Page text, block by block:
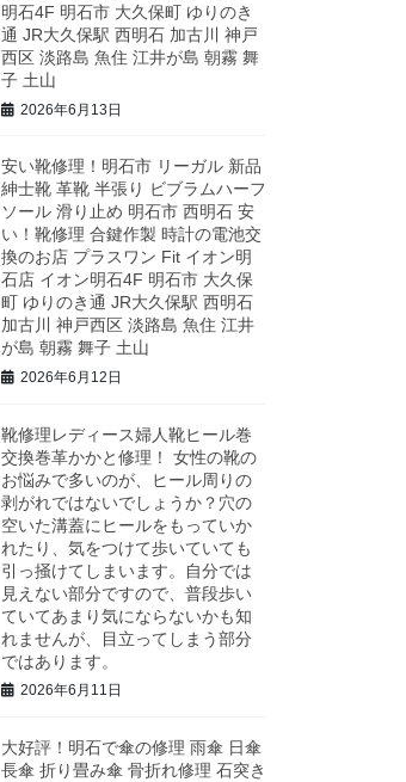
明石4F 明石市 大久保町 ゆりのき
通 JR大久保駅 西明石 加古川 神戸
西区 淡路島 魚住 江井が島 朝霧 舞
子 土山
2026年6月13日
安い靴修理！明石市 リーガル 新品
紳士靴 革靴 半張り ビブラムハーフ
ソール 滑り止め 明石市 西明石 安
い！靴修理 合鍵作製 時計の電池交
換のお店 プラスワン Fit イオン明
石店 イオン明石4F 明石市 大久保
町 ゆりのき通 JR大久保駅 西明石
加古川 神戸西区 淡路島 魚住 江井
が島 朝霧 舞子 土山
2026年6月12日
靴修理レディース婦人靴ヒール巻
交換巻革かかと修理！ 女性の靴の
お悩みで多いのが、ヒール周りの
剥がれではないでしょうか？穴の
空いた溝蓋にヒールをもっていか
れたり、気をつけて歩いていても
引っ掻けてしまいます。自分では
見えない部分ですので、普段歩い
ていてあまり気にならないかも知
れませんが、目立ってしまう部分
ではあります。
2026年6月11日
大好評！明石で傘の修理 雨傘 日傘
長傘 折り畳み傘 骨折れ修理 石突き